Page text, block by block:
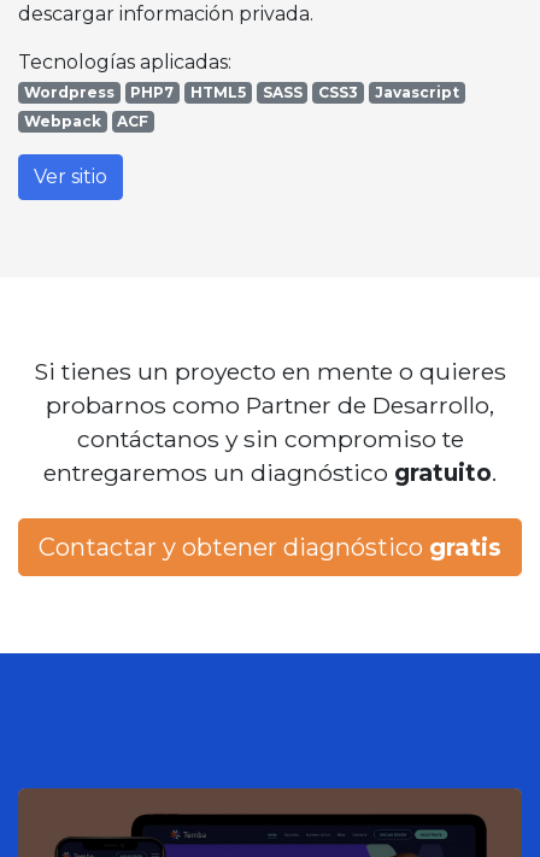
descargar información privada.
Tecnologías aplicadas:
Wordpress PHP7 HTML5 SASS CSS3
Javascript
Webpack
ACF
Ver sitio
Si tienes un proyecto en mente o quieres
probarnos como Partner de Desarrollo,
contáctanos y sin compromiso te
entregaremos un diagnóstico gratuito.
Contactar y obtener diagnóstico gratis